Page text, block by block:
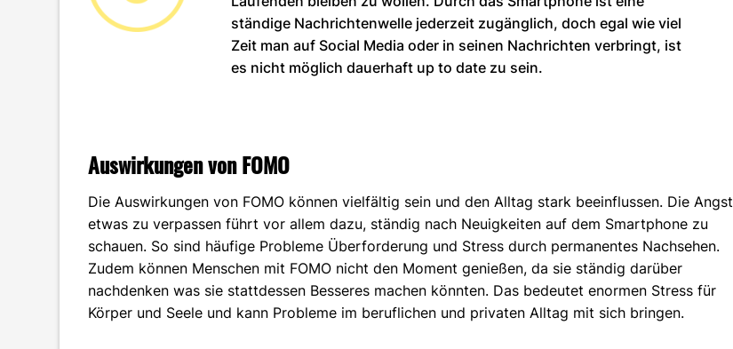
ständige Nachrichtenwelle jederzeit zugänglich, doch egal wie viel
Zeit man auf Social Media oder in seinen Nachrichten verbringt, ist
es nicht möglich dauerhaft up to date zu sein.
Auswirkungen von FOMO
Die Auswirkungen von FOMO können vielfältig sein und den Alltag stark beeinflussen. Die Angst
etwas zu verpassen führt vor allem dazu, ständig nach Neuigkeiten auf dem Smartphone zu
schauen. So sind häufige Probleme Überforderung und Stress durch permanentes Nachsehen.
Zudem können Menschen mit FOMO nicht den Moment genießen, da sie ständig darüber
nachdenken was sie stattdessen Besseres machen könnten. Das bedeutet enormen Stress für
Körper und Seele und kann Probleme im beruflichen und privaten Alltag mit sich bringen.